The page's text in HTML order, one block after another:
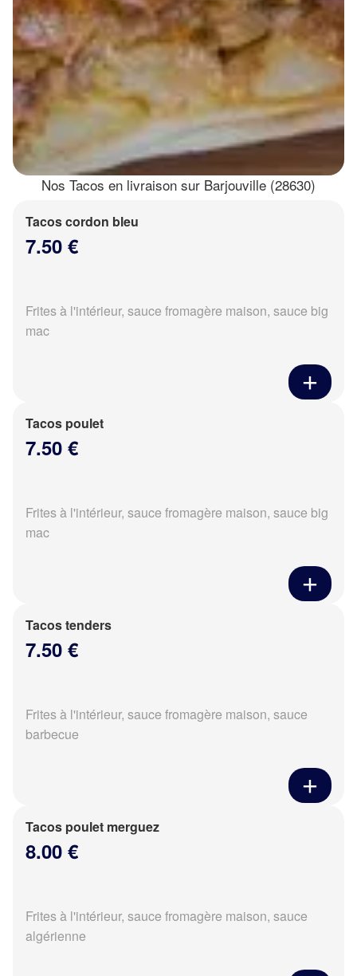
Nos Tacos en livraison sur Barjouville (28630)
Tacos cordon bleu
7.50 €
Frites à l'intérieur, sauce fromagère maison, sauce big
mac
Tacos poulet
7.50 €
Frites à l'intérieur, sauce fromagère maison, sauce big
mac
Tacos tenders
7.50 €
Frites à l'intérieur, sauce fromagère maison, sauce
barbecue
Tacos poulet merguez
8.00 €
Frites à l'intérieur, sauce fromagère maison, sauce
algérienne